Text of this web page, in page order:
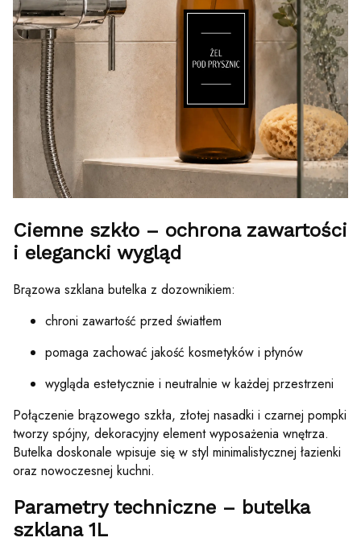
Ciemne szkło – ochrona zawartości
i elegancki wygląd
Brązowa szklana butelka z dozownikiem:
chroni zawartość przed światłem
pomaga zachować jakość kosmetyków i płynów
wygląda estetycznie i neutralnie w każdej przestrzeni
Połączenie brązowego szkła, złotej nasadki i czarnej pompki
tworzy spójny, dekoracyjny element wyposażenia wnętrza.
Butelka doskonale wpisuje się w styl minimalistycznej łazienki
oraz nowoczesnej kuchni.
Parametry techniczne – butelka
szklana 1L